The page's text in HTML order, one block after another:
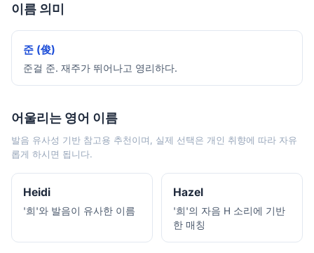
이름 의미
준 (俊)
준걸 준. 재주가 뛰어나고 영리하다.
어울리는 영어 이름
발음 유사성 기반 참고용 추천이며, 실제 선택은 개인 취향에 따라 자유
롭게 하시면 됩니다.
Heidi
'희'와 발음이 유사한 이름
Hazel
'희'의 자음 H 소리에 기반
한 매칭